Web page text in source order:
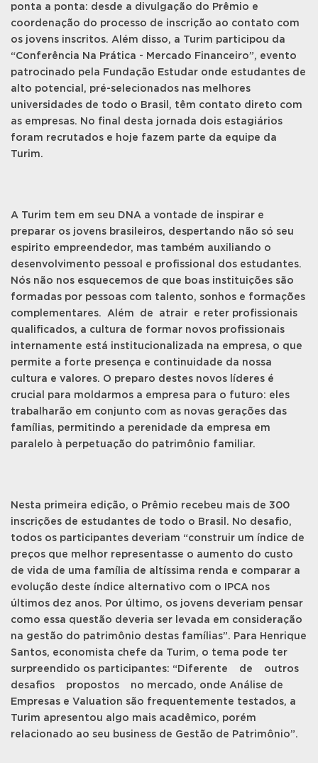
ponta a ponta: desde a divulgação do Prêmio e
coordenação do processo de inscrição ao contato com
os jovens inscritos. Além disso, a Turim participou da
“Conferência Na Prática - Mercado Financeiro”, evento
patrocinado pela Fundação Estudar onde estudantes de
alto potencial, pré-selecionados nas melhores
universidades de todo o Brasil, têm contato direto com
as empresas. No final desta jornada dois estagiários
foram recrutados e hoje fazem parte da equipe da
Turim.
A Turim tem em seu DNA a vontade de inspirar e
preparar os jovens brasileiros, despertando não só seu
espirito empreendedor, mas também auxiliando o
desenvolvimento pessoal e profissional dos estudantes.
Nós não nos esquecemos de que boas instituições são
formadas por pessoas com talento, sonhos e formações
complementares. Além de atrair e reter profissionais
qualificados, a cultura de formar novos profissionais
internamente está institucionalizada na empresa, o que
permite a forte presença e continuidade da nossa
cultura e valores. O preparo destes novos líderes é
crucial para moldarmos a empresa para o futuro: eles
trabalharão em conjunto com as novas gerações das
famílias, permitindo a perenidade da empresa em
paralelo à perpetuação do patrimônio familiar.
Nesta primeira edição, o Prêmio recebeu mais de 300
inscrições de estudantes de todo o Brasil. No desafio,
todos os participantes deveriam “construir um índice de
preços que melhor representasse o aumento do custo
de vida de uma família de altíssima renda e comparar a
evolução deste índice alternativo com o IPCA nos
últimos dez anos. Por último, os jovens deveriam pensar
como essa questão deveria ser levada em consideração
na gestão do patrimônio destas famílias”. Para Henrique
Santos, economista chefe da Turim, o tema pode ter
surpreendido os participantes: “Diferente de outros
desafios propostos no mercado, onde Análise de
Empresas e Valuation são frequentemente testados, a
Turim apresentou algo mais acadêmico, porém
relacionado ao seu business de Gestão de Patrimônio”.